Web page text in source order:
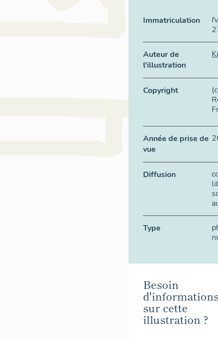
Immatriculation
Auteur de
l'illustration
Copyright
Année de prise de
vue
Diffusion
Type
Besoin
sur cette
illustration ?